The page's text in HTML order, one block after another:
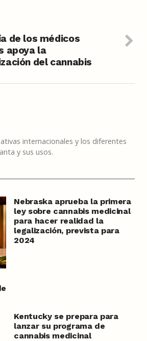
de los médicos
apoya la
del cannabis
internacionales y los diferentes
y sus usos.
Nebraska aprueba la primera
ley sobre cannabis medicinal
para hacer realidad la
legalización, prevista para
2024
Kentucky se prepara para
lanzar su programa de
cannabis medicinal